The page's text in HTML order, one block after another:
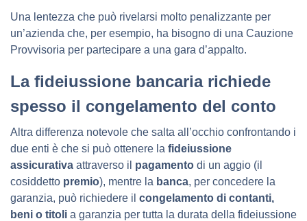
Una lentezza che può rivelarsi molto penalizzante per
un’azienda che, per esempio, ha bisogno di una Cauzione
Provvisoria per partecipare a una gara d’appalto.
La fideiussione bancaria richiede
spesso il congelamento del conto
Altra differenza notevole che salta all’occhio confrontando i
due enti è che si può ottenere la fideiussione
assicurativa attraverso il pagamento di un aggio (il
cosiddetto premio), mentre la banca, per concedere la
garanzia, può richiedere il congelamento di contanti,
beni o titoli a garanzia per tutta la durata della fideiussione